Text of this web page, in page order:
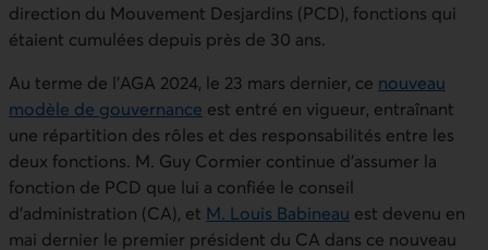
direction du Mouvement Desjardins (PCD), fonctions qui
étaient cumulées depuis près de 30 ans.
Au terme de l’AGA 2024, le 23 mars dernier, ce nouveau
modèle de gouvernance est entré en vigueur, entraînant
une répartition des rôles et des responsabilités entre les
deux fonctions. M. Guy Cormier continue d'assumer la
fonction de PCD que lui a confiée le conseil
d'administration (CA), et M. Louis Babineau est devenu en
mai dernier le premier président du CA dans ce nouveau